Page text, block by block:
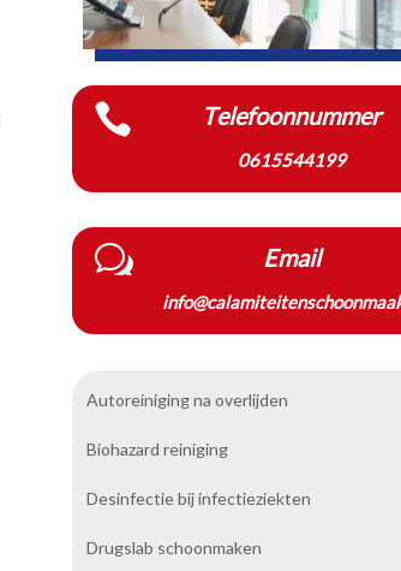
 Telefoonnummer
0615544199
w Email
Autoreiniging na overlijden
Biohazard reiniging
Desinfectie bij infectieziekten
Drugslab schoonmaken